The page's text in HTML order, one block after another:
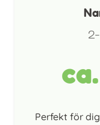
Perfekt för